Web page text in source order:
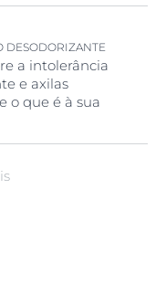
DESODORIZANTE
a intolerância
e axilas
o que é à sua